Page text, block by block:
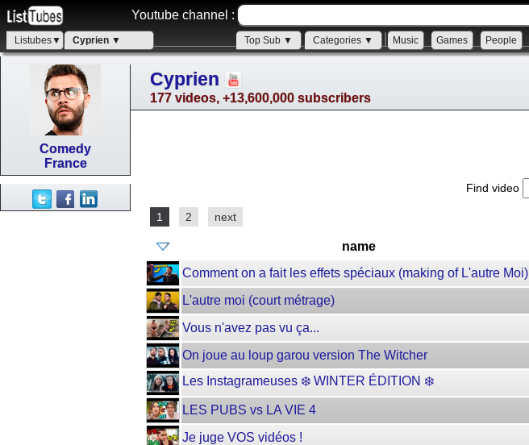
Youtube channel :
Listubes▼ Cyprien ▼ Top Sub ▼ Categories ▼ Music Games People
Comedy
France
Cyprien
177 videos, +13,600,000 subscribers
Find video
1 2 next
name
Comment on a fait les effets spéciaux (making of L'autre Moi)
L'autre moi (court métrage)
Vous n'avez pas vu ça...
On joue au loup garou version The Witcher
Les Instagrameuses ❄️ WINTER ÉDITION ❄️
LES PUBS vs LA VIE 4
Je juge VOS vidéos !